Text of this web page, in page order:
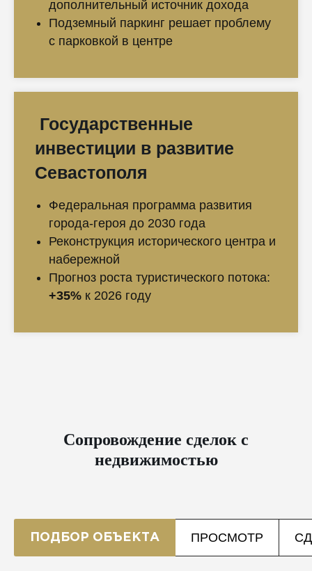
дополнительный источник дохода
Подземный паркинг решает проблему
с парковкой в центре
Государственные
инвестиции в развитие
Севастополя
Федеральная программа развития
города-героя до 2030 года
Реконструкция исторического центра и
набережной
Прогноз роста туристического потока:
+35% к 2026 году
Сопровождение сделок с
недвижимостью
ПОДБОР ОБЪЕКТА ПРОСМОТР